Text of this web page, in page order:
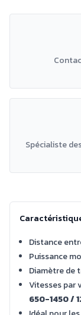
Spécialiste
Distance
Puissance
Diamètre de
Vitesses par
650-1450 /